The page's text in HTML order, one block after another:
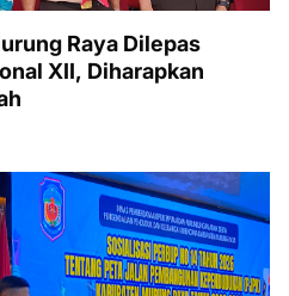
Raya Dilepas
XII, Diharapkan